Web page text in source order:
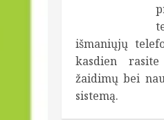
išmaniųjų
kasdien
žaidimų bei
sistemą.